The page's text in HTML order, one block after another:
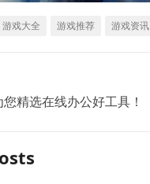
游戏大全 游戏推荐 游戏资讯
精选在线办公好工具！